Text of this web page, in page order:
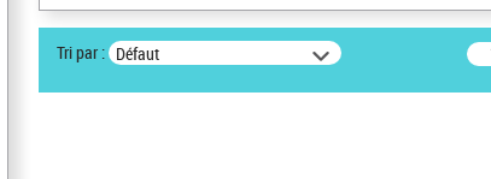
Tri par : Défaut